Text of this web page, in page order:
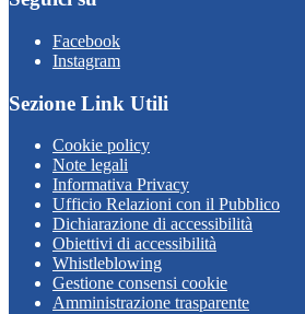
Facebook
Instagram
Sezione Link Utili
Cookie policy
Note legali
Informativa Privacy
Ufficio Relazioni con il Pubblico
Dichiarazione di accessibilità
Obiettivi di accessibilità
Whistleblowing
Gestione consensi cookie
Amministrazione trasparente